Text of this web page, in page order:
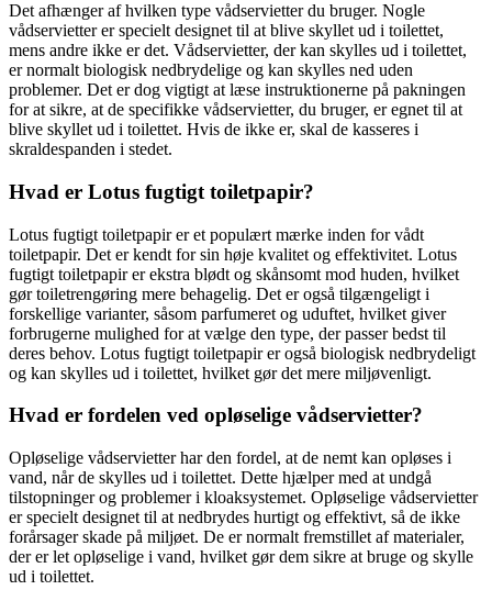
Det afhænger af hvilken type vådservietter du bruger. Nogle
vådservietter er specielt designet til at blive skyllet ud i toilettet,
mens andre ikke er det. Vådservietter, der kan skylles ud i toilettet,
er normalt biologisk nedbrydelige og kan skylles ned uden
problemer. Det er dog vigtigt at læse instruktionerne på pakningen
for at sikre, at de specifikke vådservietter, du bruger, er egnet til at
blive skyllet ud i toilettet. Hvis de ikke er, skal de kasseres i
skraldespanden i stedet.
Hvad er Lotus fugtigt toiletpapir?
Lotus fugtigt toiletpapir er et populært mærke inden for vådt
toiletpapir. Det er kendt for sin høje kvalitet og effektivitet. Lotus
fugtigt toiletpapir er ekstra blødt og skånsomt mod huden, hvilket
gør toiletrengøring mere behagelig. Det er også tilgængeligt i
forskellige varianter, såsom parfumeret og uduftet, hvilket giver
forbrugerne mulighed for at vælge den type, der passer bedst til
deres behov. Lotus fugtigt toiletpapir er også biologisk nedbrydeligt
og kan skylles ud i toilettet, hvilket gør det mere miljøvenligt.
Hvad er fordelen ved opløselige vådservietter?
Opløselige vådservietter har den fordel, at de nemt kan opløses i
vand, når de skylles ud i toilettet. Dette hjælper med at undgå
tilstopninger og problemer i kloaksystemet. Opløselige vådservietter
er specielt designet til at nedbrydes hurtigt og effektivt, så de ikke
forårsager skade på miljøet. De er normalt fremstillet af materialer,
der er let opløselige i vand, hvilket gør dem sikre at bruge og skylle
ud i toilettet.